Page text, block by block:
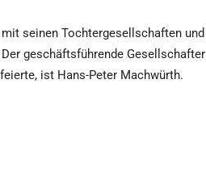
seinen Tochtergesellschaften und
geschäftsführende Gesellschafter
ist Hans-Peter Machwürth.